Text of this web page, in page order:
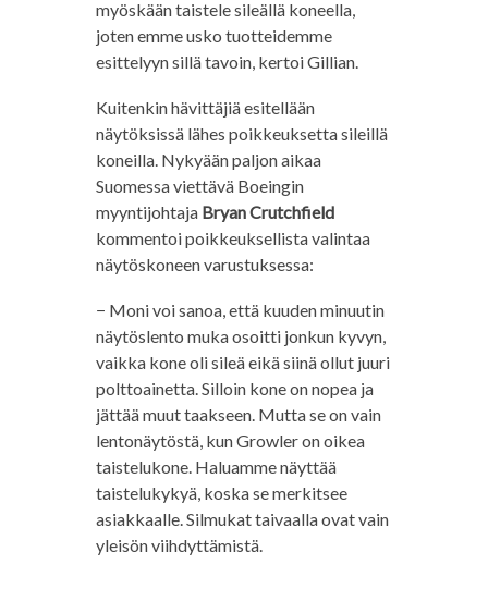
myöskään taistele sileällä koneella,
joten emme usko tuotteidemme
esittelyyn sillä tavoin, kertoi Gillian.
Kuitenkin hävittäjiä esitellään
näytöksissä lähes poikkeuksetta sileillä
koneilla. Nykyään paljon aikaa
Suomessa viettävä Boeingin
myyntijohtaja Bryan Crutchfield
kommentoi poikkeuksellista valintaa
näytöskoneen varustuksessa:
− Moni voi sanoa, että kuuden minuutin
näytöslento muka osoitti jonkun kyvyn,
vaikka kone oli sileä eikä siinä ollut juuri
polttoainetta. Silloin kone on nopea ja
jättää muut taakseen. Mutta se on vain
lentonäytöstä, kun Growler on oikea
taistelukone. Haluamme näyttää
taistelukykyä, koska se merkitsee
asiakkaalle. Silmukat taivaalla ovat vain
yleisön viihdyttämistä.